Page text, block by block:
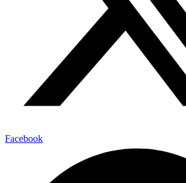
Facebook